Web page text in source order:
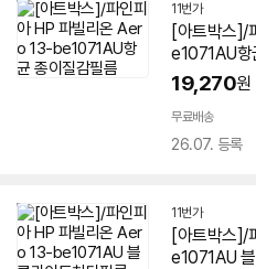
11번가
[아트박스]/
e1071AU항
19,270원
무료배송
26.07. 등록
11번가
[아트박스]/
e1071AU